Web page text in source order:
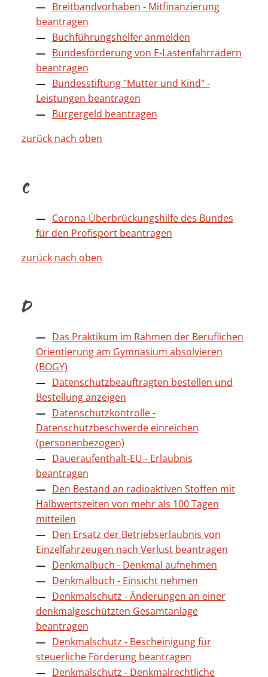
Breitbandvorhaben - Mitfinanzierung
beantragen
Buchführungshelfer anmelden
Bundesförderung von E-Lastenfahrrädern
beantragen
Bundesstiftung "Mutter und Kind" -
Leistungen beantragen
Bürgergeld beantragen
zurück nach oben
C
Corona-Überbrückungshilfe des Bundes
für den Profisport beantragen
zurück nach oben
D
Das Praktikum im Rahmen der Beruflichen
Orientierung am Gymnasium absolvieren
(BOGY)
Datenschutzbeauftragten bestellen und
Bestellung anzeigen
Datenschutzkontrolle -
Datenschutzbeschwerde einreichen
(personenbezogen)
Daueraufenthalt-EU - Erlaubnis
beantragen
Den Bestand an radioaktiven Stoffen mit
Halbwertszeiten von mehr als 100 Tagen
mitteilen
Den Ersatz der Betriebserlaubnis von
Einzelfahrzeugen nach Verlust beantragen
Denkmalbuch - Denkmal aufnehmen
Denkmalbuch - Einsicht nehmen
Denkmalschutz - Änderungen an einer
denkmalgeschützten Gesamtanlage
beantragen
Denkmalschutz - Bescheinigung für
steuerliche Förderung beantragen
Denkmalschutz - Denkmalrechtliche